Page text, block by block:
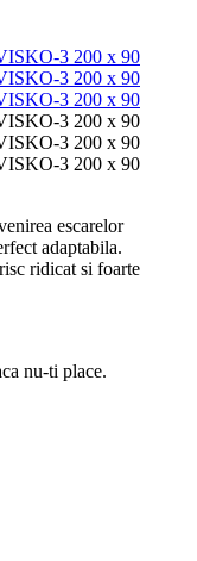
escarelor
adaptabila.
ridicat si foarte
nu-ti place.